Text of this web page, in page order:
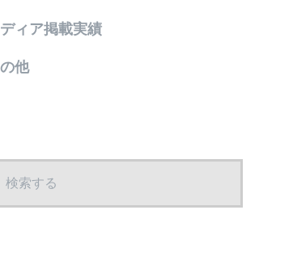
ィア掲載実績
他